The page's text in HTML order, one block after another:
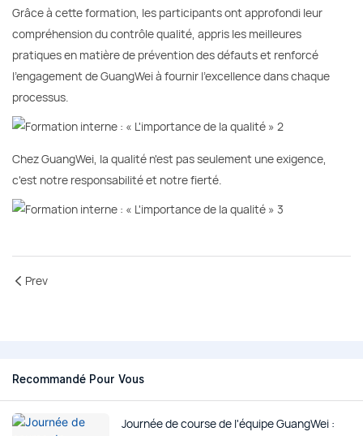
Grâce à cette formation, les participants ont approfondi leur
compréhension du contrôle qualité, appris les meilleures
pratiques en matière de prévention des défauts et renforcé
l'engagement de GuangWei à fournir l'excellence dans chaque
processus.
Chez GuangWei, la qualité n'est pas seulement une exigence,
c'est notre responsabilité et notre fierté.
Prev
Recommandé Pour Vous
Journée de course de l'équipe GuangWei :